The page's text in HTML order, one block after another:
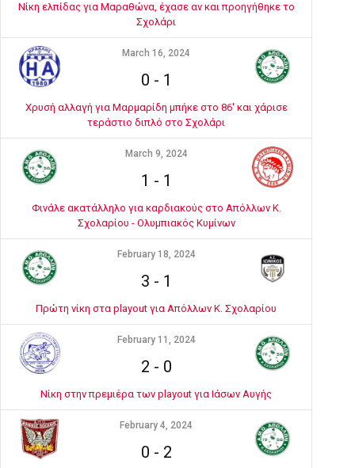
Νίκη ελπίδας για Μαραθώνα, έχασε αν και προηγήθηκε το
Σχολάρι
March 16, 2024
0 - 1
Χρυσή αλλαγή για Μαρμαρίδη μπήκε στο 86' και χάρισε
τεράστιο διπλό στο Σχολάρι
March 9, 2024
1 - 1
Φινάλε ακατάλληλο για καρδιακούς στο Απόλλων Κ.
Σχολαρίου - Ολυμπιακός Κυμίνων
February 18, 2024
3 - 1
Πρώτη νίκη στα playout για Απόλλων Κ. Σχολαρίου
February 11, 2024
2 - 0
Νίκη στην πρεμιέρα των playout για Ιάσων Αυγής
February 4, 2024
0 - 2